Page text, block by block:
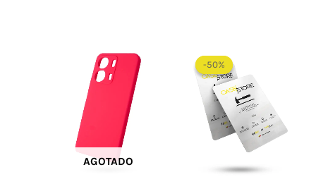
AGOTADO
-50%
-50%
era:
$ 60.000.